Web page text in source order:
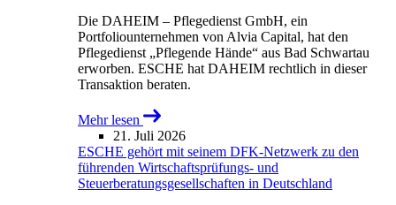
Die DAHEIM – Pflegedienst GmbH, ein
Portfoliounternehmen von Alvia Capital, hat den
Pflegedienst „Pflegende Hände“ aus Bad Schwartau
erworben. ESCHE hat DAHEIM rechtlich in dieser
Transaktion beraten.
Mehr lesen
21. Juli 2026
ESCHE gehört mit seinem DFK-Netzwerk zu den
führenden Wirtschaftsprüfungs- und
Steuerberatungsgesellschaften in Deutschland